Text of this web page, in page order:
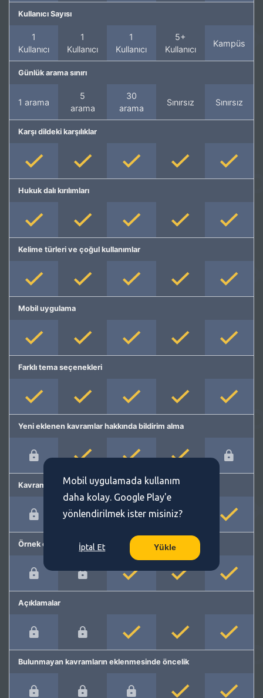
Kullanıcı Sayısı
1
Kullanıcı
1
Kullanıcı
1
Kullanıcı
5+
Kullanıcı
Kampüs
Günlük arama sınırı
1 arama
5
arama
30
arama
Sınırsız Sınırsız
Karşı dildeki karşılıklar
Hukuk dalı kırılımları
Kelime türleri ve çoğul kullanımlar
Mobil uygulama
Farklı tema seçenekleri
Yeni eklenen kavramlar hakkında bildirim alma
Kavram önerme
Örnek cümleler
Açıklamalar
Bulunmayan kavramların eklenmesinde öncelik
Mobil uygulamada kullanım
daha kolay. Google Play'e
yönlendirilmek ister misiniz?
İptal Et Yükle